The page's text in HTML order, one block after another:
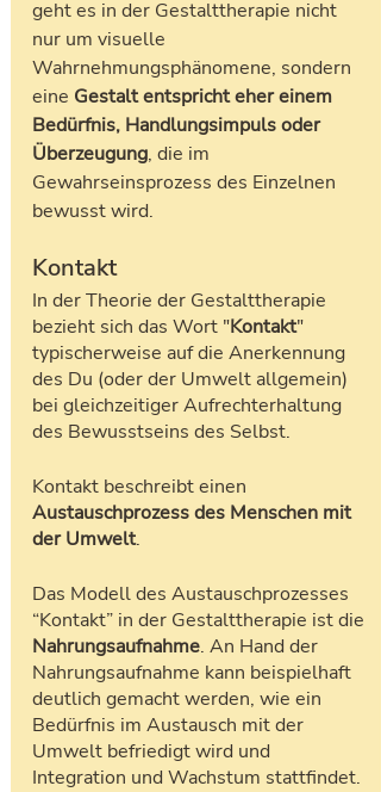
geht es in der Gestalttherapie nicht
nur um visuelle
Wahrnehmungsphänomene, sondern
eine Gestalt entspricht eher einem
Bedürfnis, Handlungsimpuls oder
Überzeugung, die im
Gewahrseinsprozess des Einzelnen
bewusst wird.
Kontakt
In der Theorie der Gestalttherapie
bezieht sich das Wort "Kontakt"
typischerweise auf die Anerkennung
des Du (oder der Umwelt allgemein)
bei gleichzeitiger Aufrechterhaltung
des Bewusstseins des Selbst.
Kontakt beschreibt einen
Austauschprozess des Menschen mit
der Umwelt.
Das Modell des Austauschprozesses
“Kontakt” in der Gestalttherapie ist die
Nahrungsaufnahme. An Hand der
Nahrungsaufnahme kann beispielhaft
deutlich gemacht werden, wie ein
Bedürfnis im Austausch mit der
Umwelt befriedigt wird und
Integration und Wachstum stattfindet.